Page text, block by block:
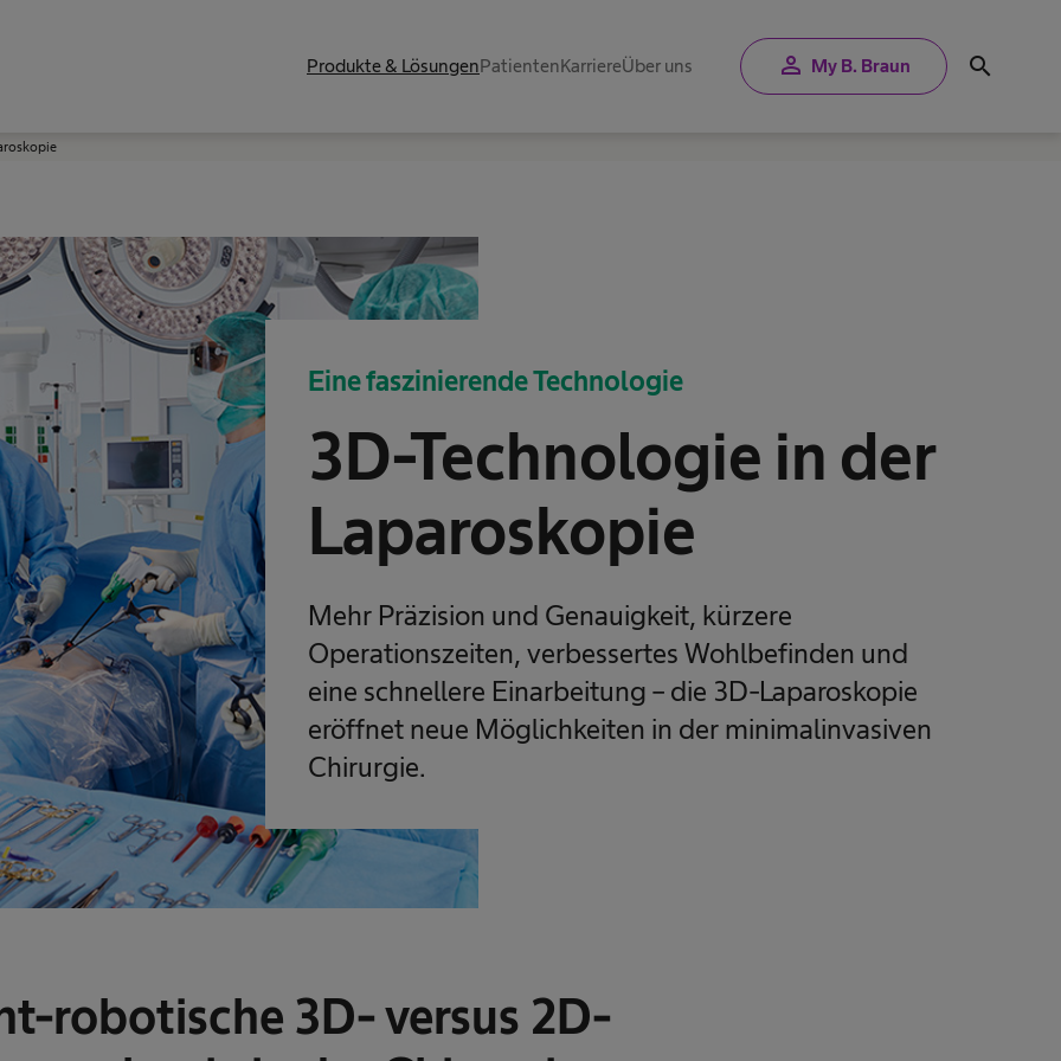
Produkte & LösungenPatientenKarriereÜber uns person My B. Braun search
Eine faszinierende Technologie
3D-Technologie in der
Laparoskopie
Mehr Präzision und Genauigkeit, kürzere
Operationszeiten, verbessertes Wohlbefinden und
eine schnellere Einarbeitung – die 3D-Laparoskopie
eröffnet neue Möglichkeiten in der minimalinvasiven
Chirurgie.
robotische 3D- versus 2D-